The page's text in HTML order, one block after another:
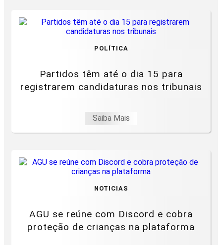
POLÍTICA
Partidos têm até o dia 15 para
registrarem candidaturas nos tribunais
Saiba Mais
NOTICIAS
AGU se reúne com Discord e cobra
proteção de crianças na plataforma